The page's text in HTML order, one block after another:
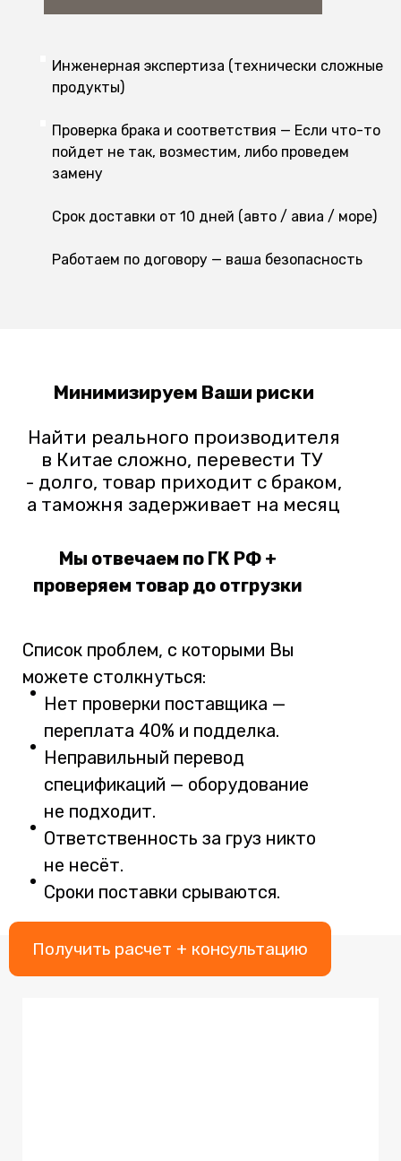
Инженерная экспертиза (технически сложные
продукты)
Проверка брака и соответствия — Если что-то
пойдет не так, возместим, либо проведем
замену
Срок доставки от 10 дней (авто / авиа / море)
Работаем по договору — ваша безопасность
Получить расчет + консультацию
Мы отвечаем по ГК РФ +
проверяем товар до отгрузки
Список проблем, с которыми Вы
можете столкнуться:
Нет проверки поставщика —
переплата 40% и подделка.
Неправильный перевод
спецификаций — оборудование
не подходит.
Ответственность за груз никто
не несёт.
Сроки поставки срываются.
Минимизируем Ваши риски
Найти реального производителя
в Китае сложно, перевести ТУ
- долго, товар приходит с браком,
а таможня задерживает на месяц